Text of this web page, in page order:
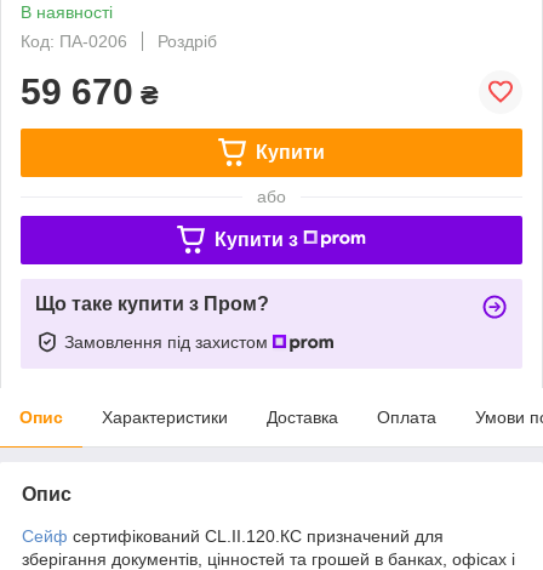
В наявності
Код: ПА-0206
Роздріб
59 670 ₴
Купити
або
Купити з
Що таке купити з Пром?
Замовлення під захистом
Опис Характеристики Доставка Оплата Умови
Опис
Сейф сертифікований CL.II.120.КС призначений для
зберігання документів, цінностей та грошей в банках, офісах і